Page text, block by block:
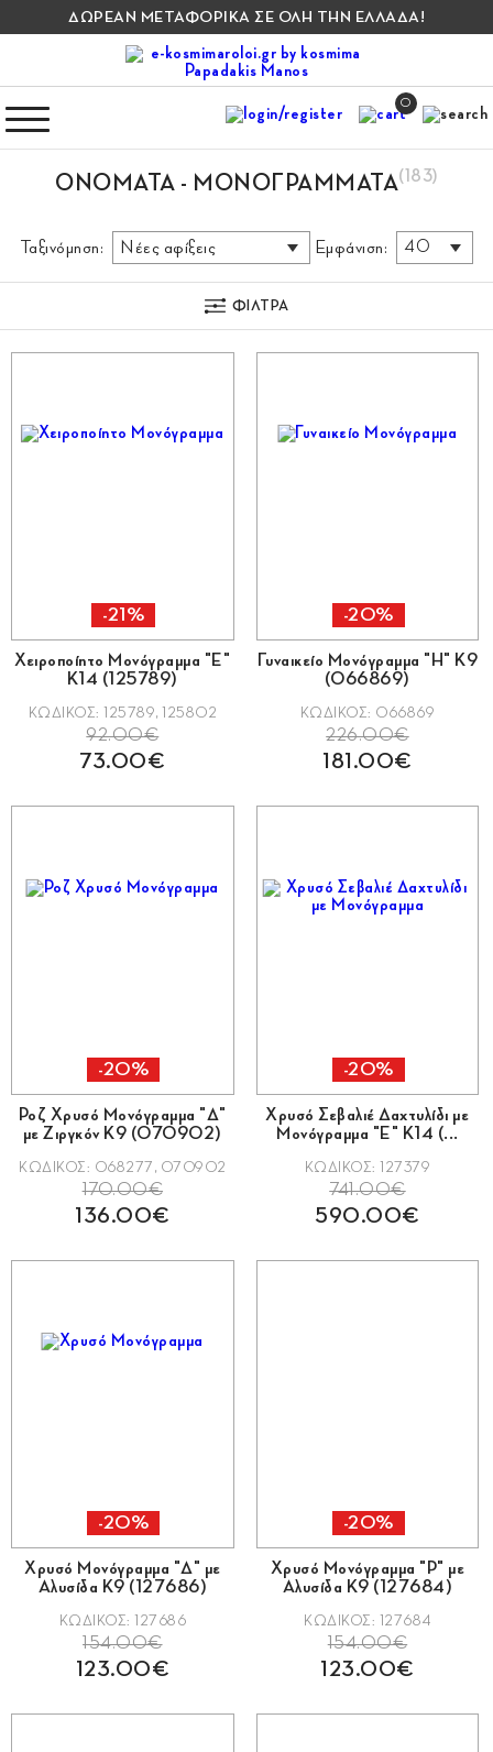
ΔΩΡΕΑΝ ΜΕΤΑΦΟΡΙΚΑ ΣΕ ΟΛΗ ΤΗΝ ΕΛΛΑΔΑ!
0
ΟΝΌΜΑΤΑ - ΜΟΝΟΓΡΆΜΜΑΤΑ(183)
ΦΙΛΤΡΑ
Ταξινόμηση: Εμφάνιση:
Μάρκες
-21%
Χειροποίητο Μονόγραμμα "Ε"
Κ14 (125789)
ΚΩΔΙΚΟΣ: 125789, 125802
92.00€
73.00€
-20%
Γυναικείο Μονόγραμμα "Η" Κ9
(066869)
ΚΩΔΙΚΟΣ: 066869
226.00€
181.00€
-20%
Ροζ Χρυσό Μονόγραμμα "Δ"
με Ζιργκόν Κ9 (070902)
ΚΩΔΙΚΟΣ: 068277, 070902
170.00€
136.00€
-20%
Χρυσό Σεβαλιέ Δαχτυλίδι με
Μονόγραμμα "Ε" Κ14 (...
ΚΩΔΙΚΟΣ: 127379
741.00€
590.00€
-20%
Χρυσό Μονόγραμμα "Δ" με
Αλυσίδα Κ9 (127686)
ΚΩΔΙΚΟΣ: 127686
154.00€
123.00€
-20%
Χρυσό Μονόγραμμα "Ρ" με
Αλυσίδα Κ9 (127684)
ΚΩΔΙΚΟΣ: 127684
154.00€
123.00€